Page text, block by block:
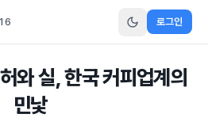
로그인
와 실, 한국 커피업계의
민낯